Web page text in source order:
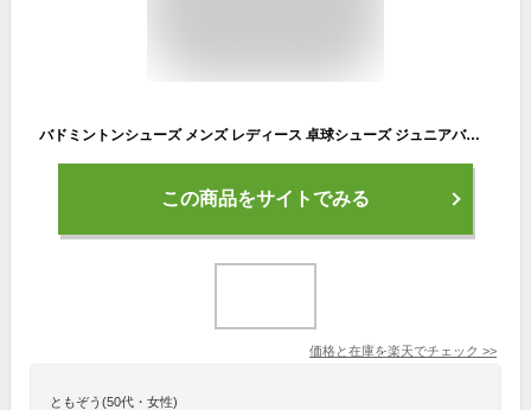
バドミントンシューズ メンズ レディース 卓球シューズ ジュニアバドミントレーニングシューズ テニスシューズ レディース 体育館シューズ 軽量 滑り止め 通気性 衝撃吸収 クッション性 男女兼用 23.0cm-28.0cm
この商品をサイトでみる
価格と在庫を楽天でチェック >>
ともぞう(50代・女性)